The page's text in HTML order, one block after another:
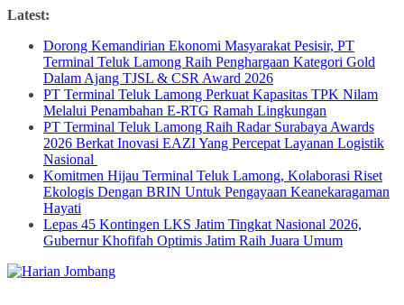
Skip
content
Latest:
Dorong Kemandirian Ekonomi Masyarakat Pesisir, PT
Terminal Teluk Lamong Raih Penghargaan Kategori Gold
Dalam Ajang TJSL & CSR Award 2026
PT Terminal Teluk Lamong Perkuat Kapasitas TPK Nilam
Melalui Penambahan E-RTG Ramah Lingkungan
PT Terminal Teluk Lamong Raih Radar Surabaya Awards
2026 Berkat Inovasi EAZI Yang Percepat Layanan Logistik
Nasional
Komitmen Hijau Terminal Teluk Lamong, Kolaborasi Riset
Ekologis Dengan BRIN Untuk Pengayaan Keanekaragaman
Hayati
Lepas 45 Kontingen LKS Jatim Tingkat Nasional 2026,
Gubernur Khofifah Optimis Jatim Raih Juara Umum